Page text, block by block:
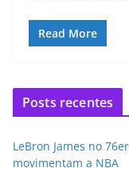
Read More
Posts recentes
LeBron James no
movimentam a NBA